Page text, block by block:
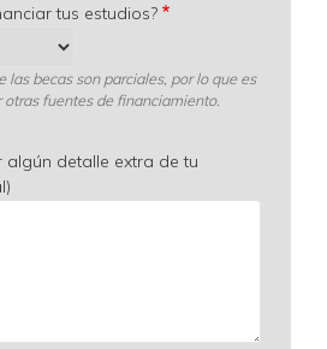
tus estudios?
las becas son parciales, por lo que es
fuentes de financiamiento.
algún detalle extra de tu